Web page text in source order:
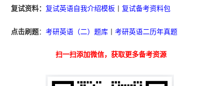
复试资料：复试英语自我介绍模板 丨复试备考资料包
点击刷题：考研英语（二）题库 丨考研英语二历年真题
扫一扫添加微信，获取更多备考资源